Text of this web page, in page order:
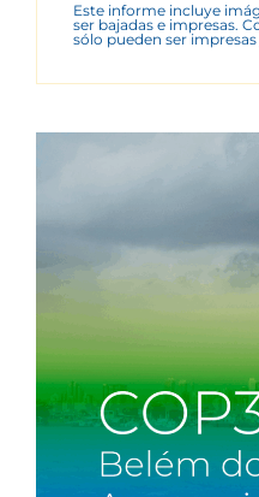
Este informe incluye
ser bajadas e impresas.
sólo pueden ser